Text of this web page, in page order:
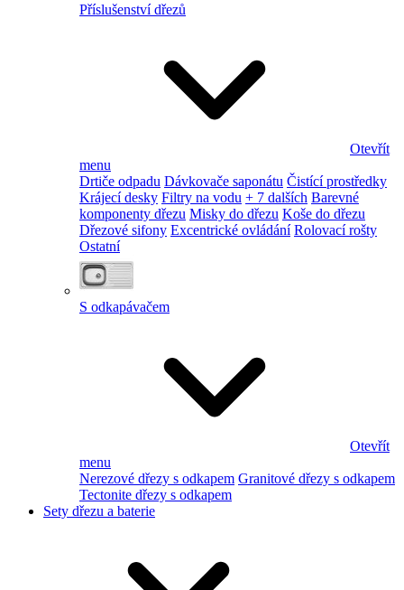
Příslušenství dřezů
Otevřít
menu
Drtiče odpadu Dávkovače saponátu Čistící prostředky
Krájecí desky Filtry na vodu + 7 dalších Barevné
komponenty dřezu Misky do dřezu Koše do dřezu
Dřezové sifony Excentrické ovládání Rolovací rošty
Ostatní
S odkapávačem
Otevřít
menu
Nerezové dřezy s odkapem Granitové dřezy s odkapem
Tectonite dřezy s odkapem
Sety dřezu a baterie